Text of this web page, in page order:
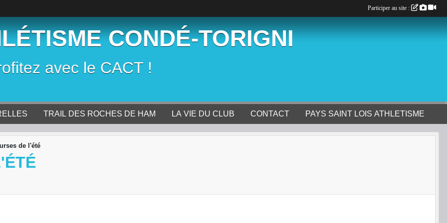
CONDÉ-TORIGNI
avec le CACT !
TRAIL DES ROCHES DE HAM LA VIE DU CLUB CONTACT PAYS SAINT LOIS ATHLETISME
de l'été
Participer au site :